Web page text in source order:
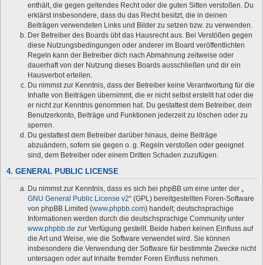
enthält, die gegen geltendes Recht oder die guten Sitten verstoßen. Du
erklärst insbesondere, dass du das Recht besitzt, die in deinen
Beiträgen verwendeten Links und Bilder zu setzen bzw. zu verwenden.
Der Betreiber des Boards übt das Hausrecht aus. Bei Verstößen gegen
diese Nutzungsbedingungen oder anderer im Board veröffentlichten
Regeln kann der Betreiber dich nach Abmahnung zeitweise oder
dauerhaft von der Nutzung dieses Boards ausschließen und dir ein
Hausverbot erteilen.
Du nimmst zur Kenntnis, dass der Betreiber keine Verantwortung für die
Inhalte von Beiträgen übernimmt, die er nicht selbst erstellt hat oder die
er nicht zur Kenntnis genommen hat. Du gestattest dem Betreiber, dein
Benutzerkonto, Beiträge und Funktionen jederzeit zu löschen oder zu
sperren.
Du gestattest dem Betreiber darüber hinaus, deine Beiträge
abzuändern, sofern sie gegen o. g. Regeln verstoßen oder geeignet
sind, dem Betreiber oder einem Dritten Schaden zuzufügen.
4. GENERAL PUBLIC LICENSE
Du nimmst zur Kenntnis, dass es sich bei phpBB um eine unter der „
GNU General Public License v2“ (GPL) bereitgestellten Foren-Software
von phpBB Limited (www.phpbb.com) handelt; deutschsprachige
Informationen werden durch die deutschsprachige Community unter
www.phpbb.de zur Verfügung gestellt. Beide haben keinen Einfluss auf
die Art und Weise, wie die Software verwendet wird. Sie können
insbesondere die Verwendung der Software für bestimmte Zwecke nicht
untersagen oder auf Inhalte fremder Foren Einfluss nehmen.